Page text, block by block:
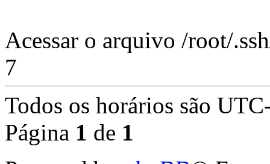
Acessar o arquivo /root/
7
Todos os horários são
Página 1 de 1